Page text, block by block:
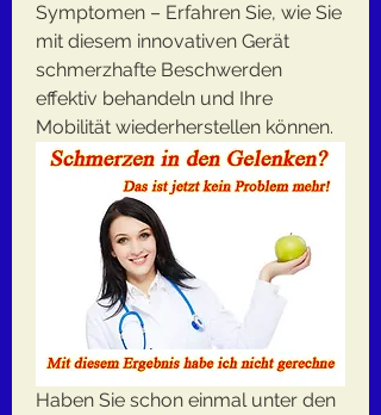
Symptomen – Erfahren Sie, wie Sie
mit diesem innovativen Gerät
schmerzhafte Beschwerden
effektiv behandeln und Ihre
Mobilität wiederherstellen können.
Haben Sie schon einmal unter den